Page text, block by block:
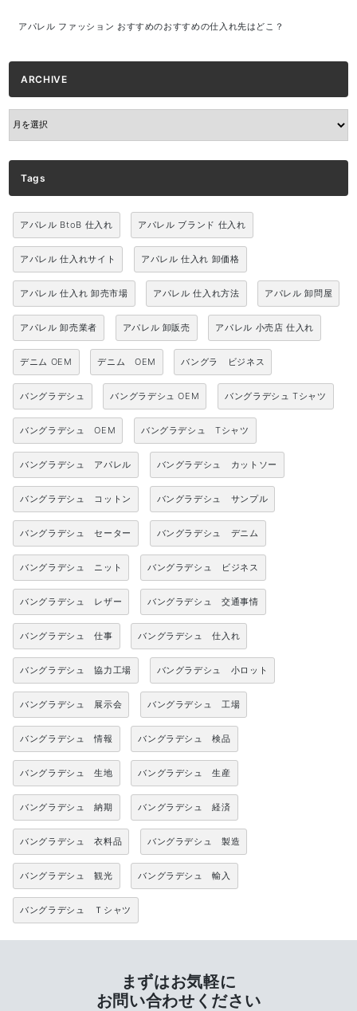
アパレル ファッション おすすめのおすすめの仕入れ先はどこ？
ARCHIVE
ARCHIVE
Tags
アパレル BtoB 仕入れ アパレル ブランド 仕入れ
アパレル 仕入れサイト アパレル 仕入れ 卸価格
アパレル 仕入れ 卸売市場 アパレル 仕入れ方法 アパレル 卸問屋
アパレル 卸売業者 アパレル 卸販売 アパレル 小売店 仕入れ
デニム OEM デニム OEM バングラ ビジネス
バングラデシュ バングラデシュ OEM バングラデシュ Tシャツ
バングラデシュ OEM バングラデシュ Tシャツ
バングラデシュ アパレル バングラデシュ カットソー
バングラデシュ コットン バングラデシュ サンプル
バングラデシュ セーター バングラデシュ デニム
バングラデシュ ニット バングラデシュ ビジネス
バングラデシュ レザー バングラデシュ 交通事情
バングラデシュ 仕事 バングラデシュ 仕入れ
バングラデシュ 協力工場 バングラデシュ 小ロット
バングラデシュ 展示会 バングラデシュ 工場
バングラデシュ 情報 バングラデシュ 検品
バングラデシュ 生地 バングラデシュ 生産
バングラデシュ 納期 バングラデシュ 経済
バングラデシュ 衣料品 バングラデシュ 製造
バングラデシュ 観光 バングラデシュ 輸入
バングラデシュ Ｔシャツ
まずはお気軽に
お問い合わせください